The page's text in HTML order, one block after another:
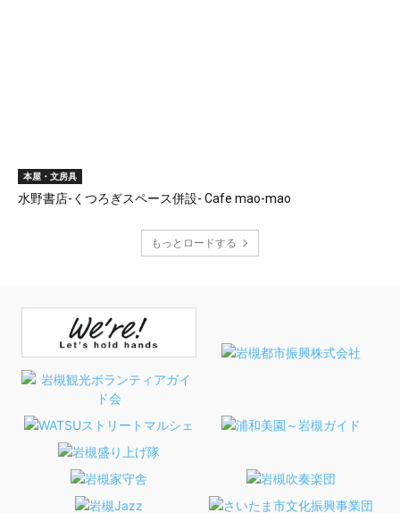
本屋・文房具
水野書店-くつろぎスペース併設- Cafe mao-mao
もっとロードする